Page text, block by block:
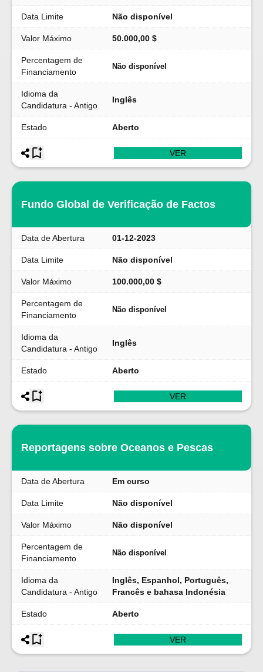
Data Limite Não disponível
Valor Máximo 50.000,00 $
Percentagem de
Financiamento
Não disponível
Idioma da
Candidatura - Antigo
Inglês
Estado Aberto
VER
Fundo Global de Verificação de Factos
Data de Abertura 01-12-2023
Data Limite Não disponível
Valor Máximo 100.000,00 $
Percentagem de
Financiamento
Não disponível
Idioma da
Candidatura - Antigo
Inglês
Estado Aberto
VER
Reportagens sobre Oceanos e Pescas
Data de Abertura Em curso
Data Limite Não disponível
Valor Máximo Não disponível
Percentagem de
Financiamento
Não disponível
Idioma da
Candidatura - Antigo
Inglês, Espanhol, Português,
Francês e bahasa Indonésia
Estado Aberto
VER